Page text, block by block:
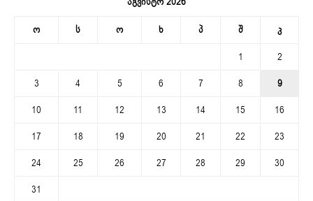
ო ს ო ხ პ შ კ
1
2
3
4 5 6 7 8
9
10
11 12 13 14 15
16
17
18 19 20 21 22
23
24
25 26 27 28 29
30
31